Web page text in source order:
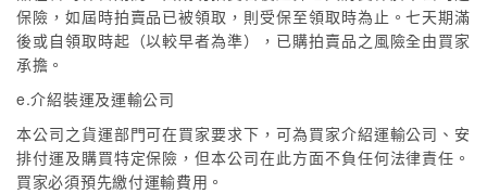
保險，如屆時拍賣品已被領取，則受保至領取時為止。七天期滿
後或自領取時起（以較早者為準），已購拍賣品之風險全由買家
承擔。
e.介紹裝運及運輸公司
本公司之貨運部門可在買家要求下，可為買家介紹運輸公司、安
排付運及購買特定保險，但本公司在此方面不負任何法律責任。
買家必須預先繳付運輸費用。